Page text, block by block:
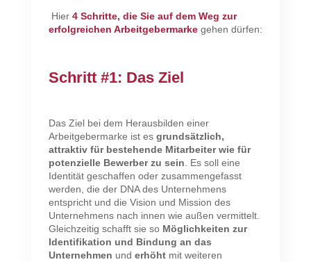
Hier4 Schritte, die Sie auf dem Weg zur
erfolgreichen Arbeitgebermarkegehen dürfen:
Schritt #1: Das Ziel
Das Ziel bei dem Herausbilden einer
Arbeitgebermarke ist es grundsätzlich,
attraktiv für bestehende Mitarbeiter wie für
potenzielle Bewerber zu sein . Es soll eine
Identität geschaffen oder zusammengefasst
werden, die der DNA des Unternehmens
entspricht und die Vision und Mission des
Unternehmens nach innen wie außen vermittelt.
Gleichzeitig schafft sie so Möglichkeiten zur
Identifikation und Bindung an das
Unternehmen und erhöhtmit weiteren